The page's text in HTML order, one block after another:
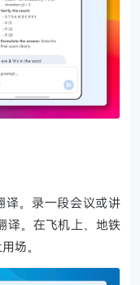
。录一段会议或讲
译。在飞机上、地铁
场。